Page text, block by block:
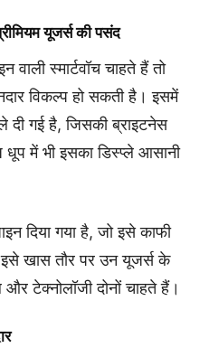
यूजर्स की पसंद
वाली स्मार्टवॉच चाहते हैं तो
विकल्प हो सकती है। इसमें
दी गई है, जिसकी ब्राइटनेस
में भी इसका डिस्प्ले आसानी
दिया गया है, जो इसे काफी
खास तौर पर उन यूजर्स के
टेक्नोलॉजी दोनों चाहते हैं।